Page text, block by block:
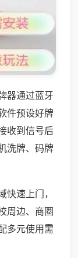
器通过蓝牙
件预设好牌
收到信号后
洗牌、码牌
速上门，
周边、商圈
多元使用需